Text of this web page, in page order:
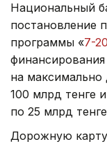
Национальный
постановление
программы «7-
на
100 млрд тенге
по 25 млрд
Дорожную карту